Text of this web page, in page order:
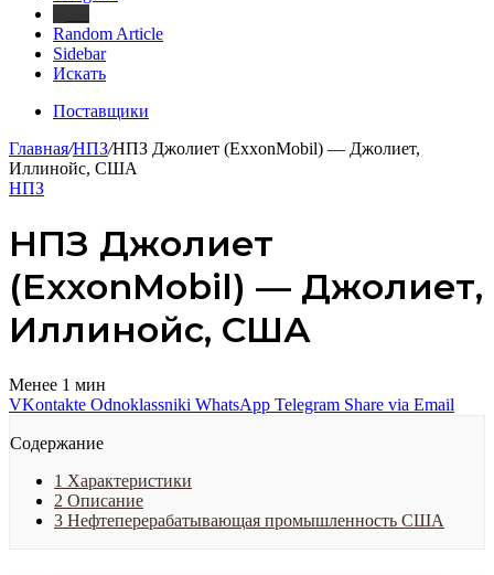
Random Article
Sidebar
Искать
Поставщики
Главная/НПЗ/НПЗ Джолиет (ExxonMobil) — Джолиет,
Иллинойс, США
НПЗ
НПЗ Джолиет
(ExxonMobil) — Джолиет,
Иллинойс, США
Менее 1 мин
VKontakte Odnoklassniki WhatsApp Telegram Share via Email
Содержание
1 Характеристики
2 Описание
3 Нефтеперерабатывающая промышленность США